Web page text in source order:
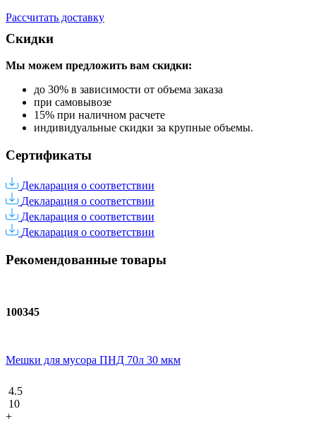
Рассчитать доставку
Скидки
Мы можем предложить вам скидки:
до 30% в зависимости от объема заказа
при самовывозе
15% при наличном расчете
индивидуальные скидки за крупные объемы.
Сертификаты
Декларация о соответствии
Декларация о соответствии
Декларация о соответствии
Декларация о соответствии
Рекомендованные товары
100345
Мешки для мусора ПНД 70л 30 мкм
4.5
10
+